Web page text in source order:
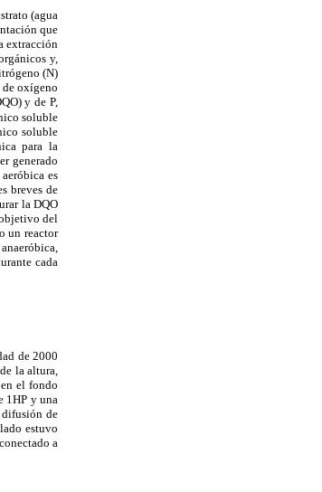
(agua
que
extracción
y,
(N)
oxígeno
y de P,
soluble
soluble
para la
generado
es
breves de
la DQO
del
un reactor
cada
de 2000
la altura,
el fondo
1HP y una
difusión de
estuvo
a